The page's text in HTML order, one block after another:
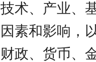
技术、产业、
因素和影响，
财政、货币、